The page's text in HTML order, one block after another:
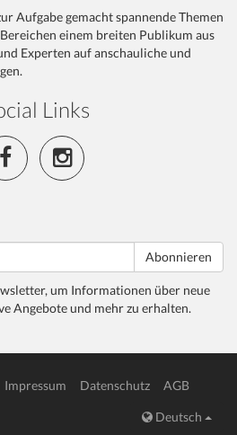
Aufgabe gemacht spannende Themen
einem breiten Publikum aus
Experten auf anschauliche und
Links
Abonnieren
um Informationen über neue
Angebote und mehr zu erhalten.
Impressum Datenschutz
AGB
Deutsch